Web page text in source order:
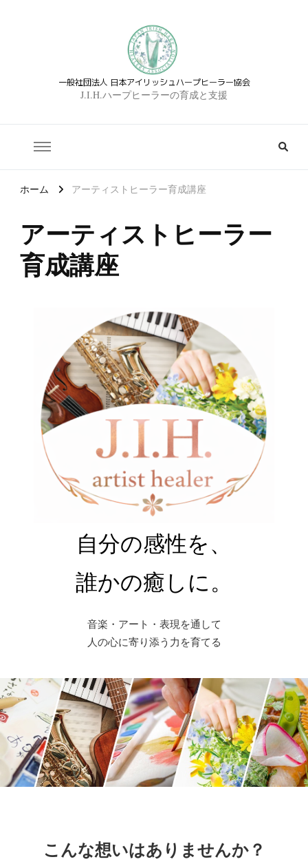
一般社団法人 日本アイリッシュハープヒーラー協会
J.I.H.ハープヒーラーの育成と支援
ホーム アーティストヒーラー育成講座
アーティストヒーラー
育成講座
自分の感性を、
誰かの癒しに。
音楽・アート・表現を通して
人の心に寄り添う力を育てる
こんな想いはありませんか？